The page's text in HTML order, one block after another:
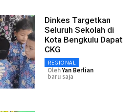
Dinkes Targetkan
Seluruh Sekolah di
Kota Bengkulu Dapat
CKG
REGIONAL
OlehYan Berlian
baru saja